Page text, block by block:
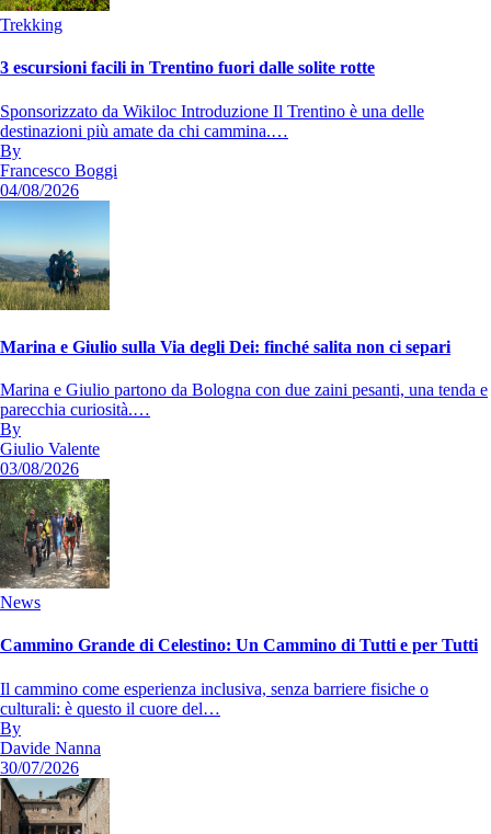
Trekking
3 escursioni facili in Trentino fuori dalle solite rotte
Sponsorizzato da Wikiloc Introduzione Il Trentino è una delle
destinazioni più amate da chi cammina.…
By
Francesco Boggi
04/08/2026
Marina e Giulio sulla Via degli Dei: finché salita non ci separi
Marina e Giulio partono da Bologna con due zaini pesanti, una tenda e
parecchia curiosità.…
By
Giulio Valente
03/08/2026
News
Cammino Grande di Celestino: Un Cammino di Tutti e per Tutti
Il cammino come esperienza inclusiva, senza barriere fisiche o
culturali: è questo il cuore del…
By
Davide Nanna
30/07/2026